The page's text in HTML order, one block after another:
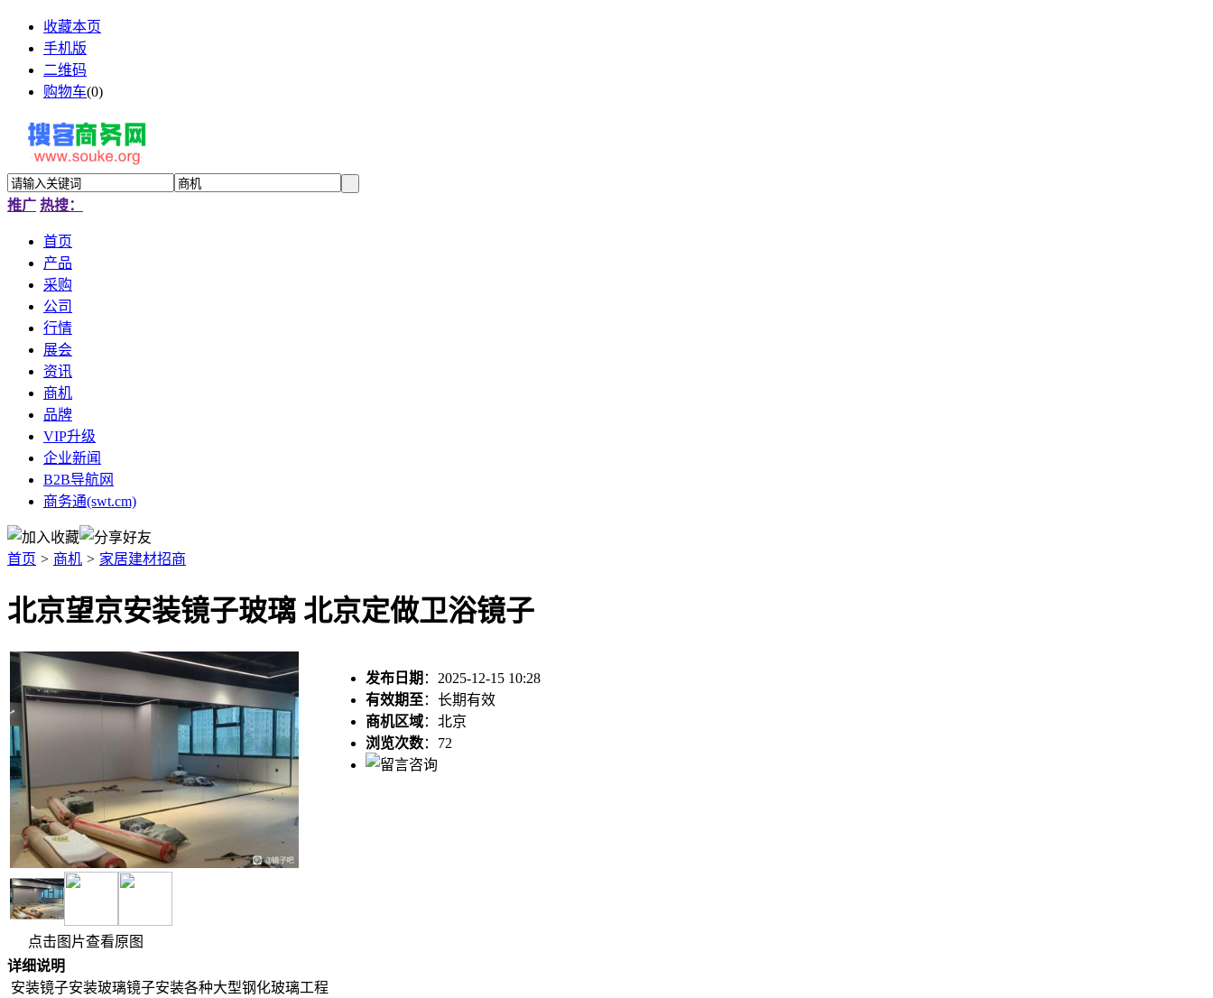
收藏本页
手机版
二维码
购物车(0)
推广 热搜：
首页
产品
采购
公司
行情
展会
资讯
商机
品牌
VIP升级
企业新闻
B2B导航网
商务通(swt.cm)
首页 > 商机 > 家居建材招商
北京望京安装镜子玻璃 北京定做卫浴镜子
点击图片查看原图
发布日期 ：2025-12-15 10:28
有效期至：长期有效
商机区域：北京
浏览次数： 72
详细说明
安装镜子安装玻璃镜子安装各种大型钢化玻璃工程